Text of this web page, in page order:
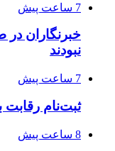
7 ساعت پیش
خبرنگاران
نبودند
7 ساعت پیش
ثبت‌نام رقابت بزرگ
8 ساعت پیش